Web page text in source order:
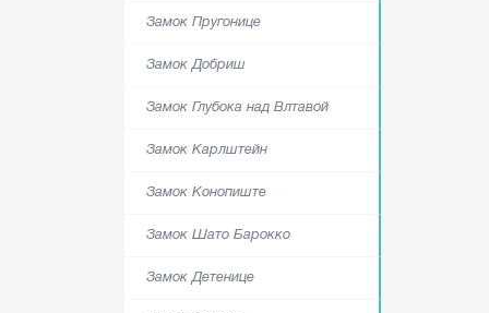
Замок Пругонице
Замок Добриш
Замок Глубока над Влтавой
Замок Карлштейн
Замок Конопиште
Замок Шато Барокко
Замок Детенице